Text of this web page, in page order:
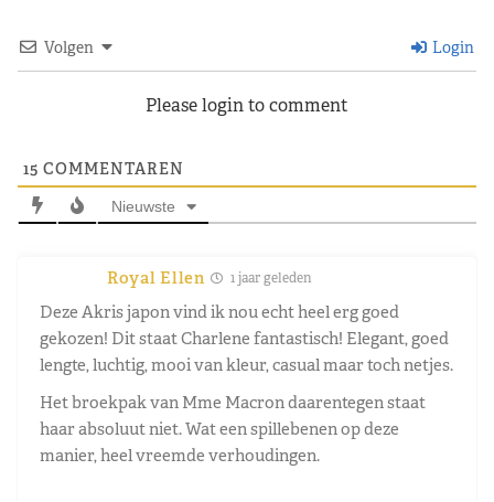
Volgen Login
Please login to comment
15 COMMENTAREN
Nieuwste
Royal Ellen 1 jaar geleden
Deze Akris japon vind ik nou echt heel erg goed
gekozen! Dit staat Charlene fantastisch! Elegant, goed
lengte, luchtig, mooi van kleur, casual maar toch netjes.
Het broekpak van Mme Macron daarentegen staat
haar absoluut niet. Wat een spillebenen op deze
manier, heel vreemde verhoudingen.